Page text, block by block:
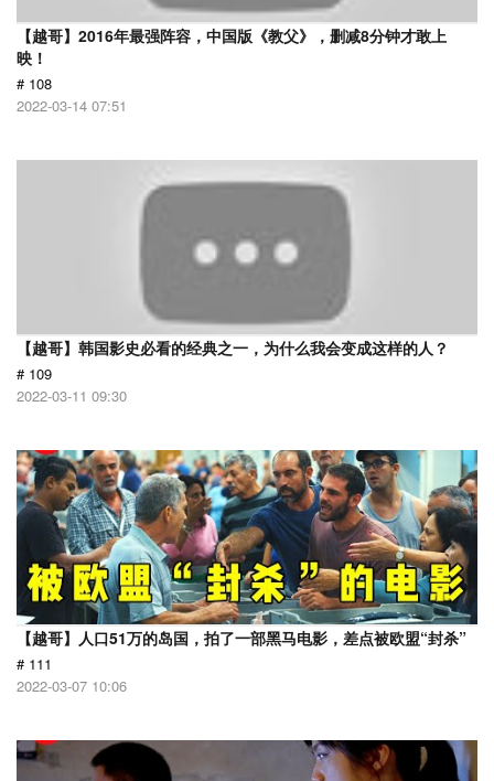
【越哥】2016年最强阵容，中国版《教父》，删减8分钟才敢上
映！
# 108
2022-03-14 07:51
【越哥】韩国影史必看的经典之一，为什么我会变成这样的人？
# 109
2022-03-11 09:30
【越哥】人口51万的岛国，拍了一部黑马电影，差点被欧盟“封杀”
# 111
2022-03-07 10:06